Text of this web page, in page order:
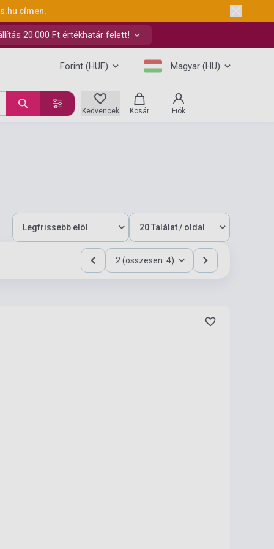
címen.
20.000 Ft értékhatár felett!
Forint (HUF) Magyar (HU)
Kedvencek Kosár Fiók
2 (összesen: 4)